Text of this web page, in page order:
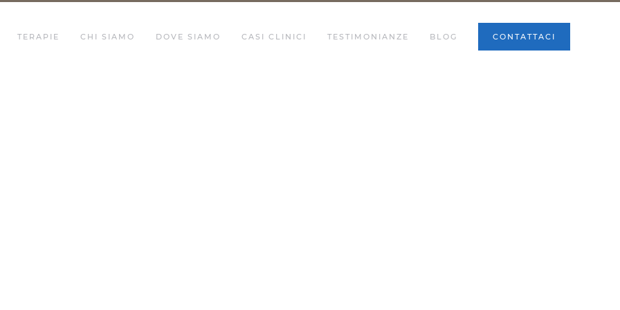
TERAPIE CHI SIAMO DOVE SIAMO CASI CLINICI TESTIMONIANZE BLOG CONTATTACI